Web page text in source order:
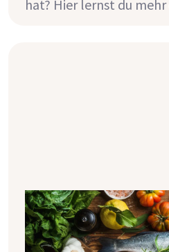
hat? Hier lernst du mehr
So hält die
Nieren fit!
Du hast bestimmt